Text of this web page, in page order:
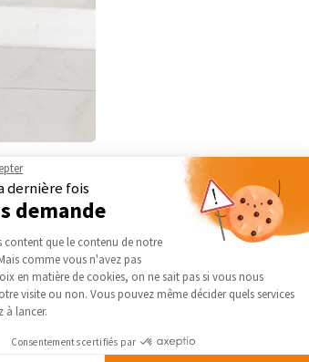
RÉALISATIONS D’INSTALLER UNE CHEMINÉE
dernière fois
demande
de Gestion du Consentement :
content que le contenu de notre
comme vous n'avez pas
en matière de cookies, on ne sait pas si vous nous
visite ou non. Vous pouvez même décider quels services
à lancer.
Consentements certifiés par
Axeptio consent